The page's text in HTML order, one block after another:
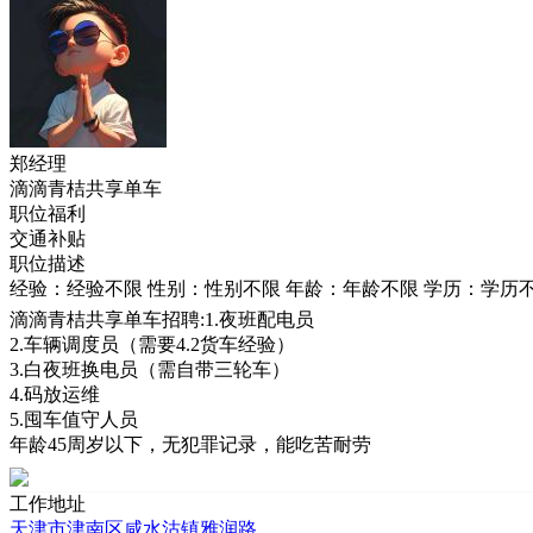
郑经理
滴滴青桔共享单车
职位福利
交通补贴
职位描述
经验：经验不限 性别：性别不限 年龄：年龄不限 学历：学历
滴滴青桔共享单车招聘:1.夜班配电员
2.车辆调度员（需要4.2货车经验）
3.白夜班换电员（需自带三轮车）
4.码放运维
5.囤车值守人员
年龄45周岁以下，无犯罪记录，能吃苦耐劳
工作地址